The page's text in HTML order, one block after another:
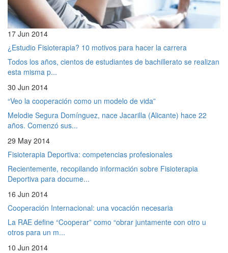
17 Jun 2014
¿Estudio Fisioterapia? 10 motivos para hacer la carrera
Todos los años, cientos de estudiantes de bachillerato se realizan
esta misma p...
30 Jun 2014
“Veo la cooperación como un modelo de vida”
Melodie Segura Domínguez, nace Jacarilla (Alicante) hace 22
años. Comenzó sus...
29 May 2014
Fisioterapia Deportiva: competencias profesionales
Recientemente, recopilando información sobre Fisioterapia
Deportiva para docume...
16 Jun 2014
Cooperación Internacional: una vocación necesaria
La RAE define “Cooperar” como “obrar juntamente con otro u
otros para un m...
10 Jun 2014